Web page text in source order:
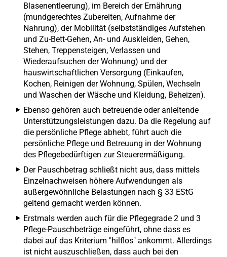
Blasenentleerung), im Bereich der Ernährung
(mundgerechtes Zubereiten, Aufnahme der
Nahrung), der Mobilität (selbstständiges Aufstehen
und Zu-Bett-Gehen, An- und Auskleiden, Gehen,
Stehen, Treppensteigen, Verlassen und
Wiederaufsuchen der Wohnung) und der
hauswirtschaftlichen Versorgung (Einkaufen,
Kochen, Reinigen der Wohnung, Spülen, Wechseln
und Waschen der Wäsche und Kleidung, Beheizen).
Ebenso gehören auch betreuende oder anleitende
Unterstützungsleistungen dazu. Da die Regelung auf
die persönliche Pflege abhebt, führt auch die
persönliche Pflege und Betreuung in der Wohnung
des Pflegebedürftigen zur Steuerermäßigung.
Der Pauschbetrag schließt nicht aus, dass mittels
Einzelnachweisen höhere Aufwendungen als
außergewöhnliche Belastungen nach § 33 EStG
geltend gemacht werden können.
Erstmals werden auch für die Pflegegrade 2 und 3
Pflege-Pauschbeträge eingeführt, ohne dass es
dabei auf das Kriterium "hilflos" ankommt. Allerdings
ist nicht auszuschließen, dass auch bei den